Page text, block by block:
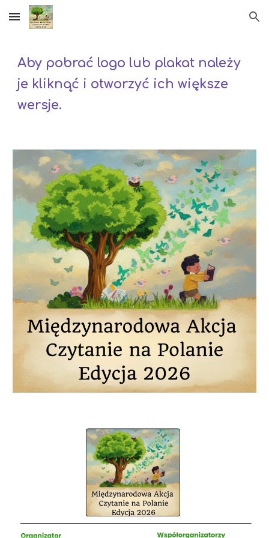
Skip to main content Skip to navigation
Aby pobrać logo lub plakat należy
je kliknąć i otworzyć ich większe
wersje.